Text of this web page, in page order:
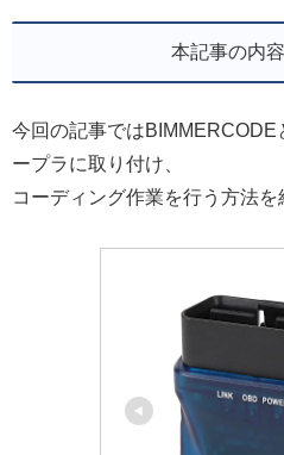
本記事の内
今回の記事ではBIMMERCODE
ープラに取り付け、
コーディング作業を行う方法を